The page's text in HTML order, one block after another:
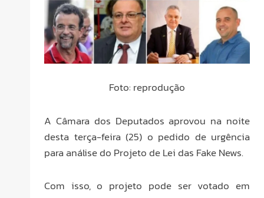
Foto: reprodução
A Câmara dos Deputados aprovou na noite
desta terça-feira (25) o pedido de urgência
para análise do Projeto de Lei das Fake News.
Com isso, o projeto pode ser votado em